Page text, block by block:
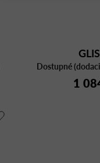
Dostupné
1